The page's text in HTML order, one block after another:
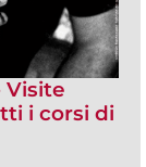
Visite
i corsi di